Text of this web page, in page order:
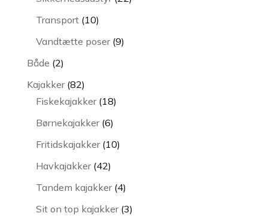
Transport 1010
varer
Vandtætte poser 99
Både 22
varer
Kajakker 8282
varer
Fiskekajakker 1818
Børnekajakker 66
varer
Fritidskajakker 1010
Havkajakker 4242
varer
Tandem kajakker 44
varer
Sit on top kajakker 33